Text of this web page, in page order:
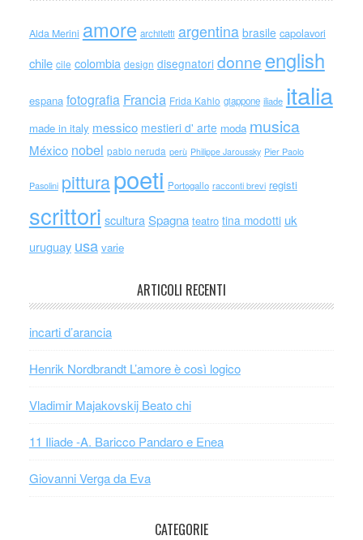
Alda Merini amore architetti argentina brasile capolavori
chile cile colombia design disegnatori donne english
espana fotografia Francia Frida Kahlo giappone iliade italia
made in italy messico mestieri d' arte moda musica
México nobel pablo neruda perù Philippe Jaroussky Pier Paolo
Pasolini pitturapoeti Portogallo racconti brevi registi
scrittori scultura Spagna teatro tina modotti uk
uruguay usa varie
ARTICOLI RECENTI
incarti d’arancia
Henrik Nordbrandt L’amore è così logico
Vladimir Majakovskij Beato chi
11 Iliade -A. Baricco Pandaro e Enea
Giovanni Verga da Eva
CATEGORIE